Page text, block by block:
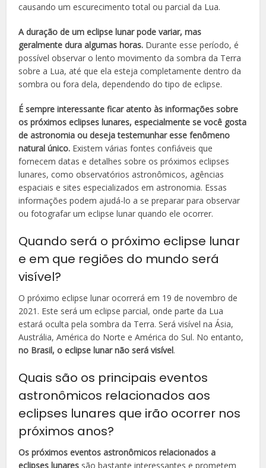
causando um escurecimento total ou parcial da Lua.
A duração de um eclipse lunar pode variar, mas
geralmente dura algumas horas. Durante esse período, é
possível observar o lento movimento da sombra da Terra
sobre a Lua, até que ela esteja completamente dentro da
sombra ou fora dela, dependendo do tipo de eclipse.
É sempre interessante ficar atento às informações sobre
os próximos eclipses lunares, especialmente se você gosta
de astronomia ou deseja testemunhar esse fenômeno
natural único. Existem várias fontes confiáveis ​​que
fornecem datas e detalhes sobre os próximos eclipses
lunares, como observatórios astronômicos, agências
espaciais e sites especializados em astronomia. Essas
informações podem ajudá-lo a se preparar para observar
ou fotografar um eclipse lunar quando ele ocorrer.
Quando será o próximo eclipse lunar
e em que regiões do mundo será
visível?
O próximo eclipse lunar ocorrerá em 19 de novembro de
2021. Este será um eclipse parcial, onde parte da Lua
estará oculta pela sombra da Terra. Será visível na Ásia,
Austrália, América do Norte e América do Sul. No entanto,
no Brasil, o eclipse lunar não será visível.
Quais são os principais eventos
astronômicos relacionados aos
eclipses lunares que irão ocorrer nos
próximos anos?
Os próximos eventos astronômicos relacionados a
eclipses lunares são bastante interessantes e prometem